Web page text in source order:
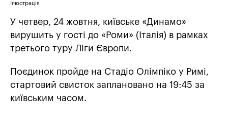
Ілюстрація
У четвер, 24 жовтня, київське «Динамо»
вирушить у гості до «Роми» (Італія) в рамках
третього туру Ліги Європи.
Поєдинок пройде на Стадіо Олімпіко у Римі,
стартовий свисток заплановано на 19:45 за
київським часом.